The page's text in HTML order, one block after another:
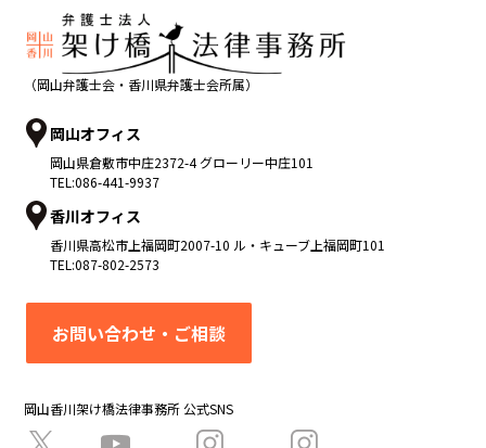
（岡山弁護士会・香川県弁護士会所属）
岡山オフィス
岡山県倉敷市中庄2372-4 グローリー中庄101
TEL:086-441-9937
香川オフィス
香川県高松市 上福岡町2007-10 ル・キューブ上福岡町101
TEL:087-802-2573
お問い合わせ・ご相談
岡山香川架け橋法律事務所 公式SNS